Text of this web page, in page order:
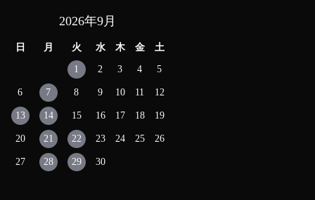
2026年9月
日 月 火 水 木 金 土
1 2 3 4 5
6 7 8 9 10 11 12
13 14 15 16 17 18 19
20 21 22 23 24 25 26
27 28 29 30